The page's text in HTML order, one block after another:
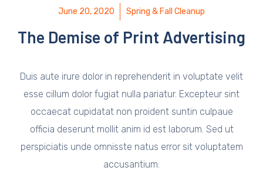
June 20, 2020 Spring & Fall Cleanup
The Demise of Print Advertising
Duis aute irure dolor in reprehenderit in voluptate velit
esse cillum dolor fugiat nulla pariatur. Excepteur sint
occaecat cupidatat non proident suntin culpaue
officia deserunt mollit anim id est laborum. Sed ut
perspiciatis unde omnisste natus error sit voluptatem
accusantium.